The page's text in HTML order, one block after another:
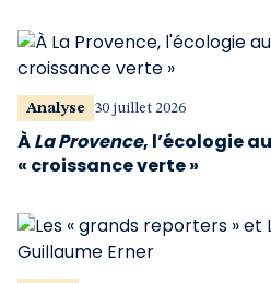
Analyse 30 juillet 2026
ÀLa Provence, l’écologie
« croissance verte »